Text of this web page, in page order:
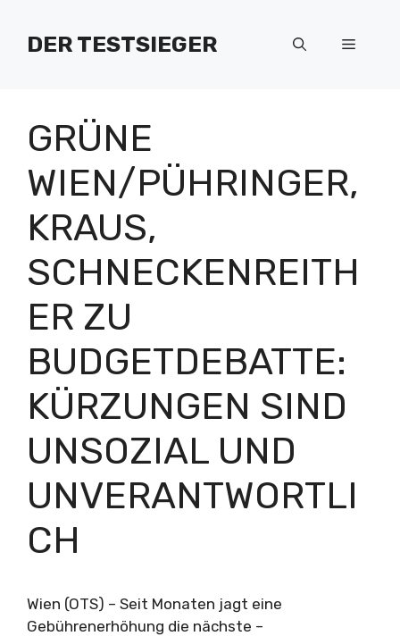
Inhalt
springenDER TESTSIEGER Menü
GRÜNE
WIEN/PÜHRINGER,
KRAUS,
SCHNECKENREITH
ER ZU
BUDGETDEBATTE:
KÜRZUNGEN SIND
UNSOZIAL UND
UNVERANTWORTLI
CH
Wien (OTS) – Seit Monaten jagt eine
Gebührenerhöhung die nächste –